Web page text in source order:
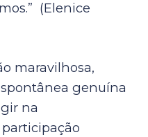
(Elenice
maravilhosa,
genuína
na